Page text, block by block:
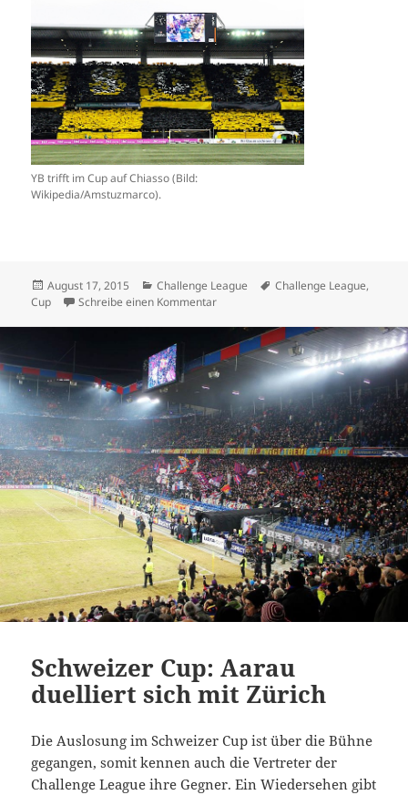
YB trifft im Cup auf Chiasso (Bild:
Wikipedia/Amstuzmarco).
Veröffentlicht
am
August 17, 2015 Kategorien
Challenge League Schlagwörter
Challenge League,
Cup
Schreibe einen Kommentarzu Schweizer Cup: Alle 10 Challenge
Schweizer Cup: Aarau
duelliert sich mit Zürich
Die Auslosung im Schweizer Cup ist über die Bühne
gegangen, somit kennen auch die Vertreter der
Challenge League ihre Gegner. Ein Wiedersehen gibt